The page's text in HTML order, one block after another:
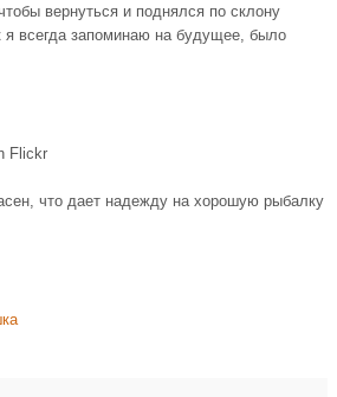
вернуться и поднялся по склону
я всегда запоминаю на будущее, было
Flickr
что дает надежду на хорошую рыбалку